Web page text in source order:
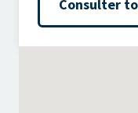
Consulter